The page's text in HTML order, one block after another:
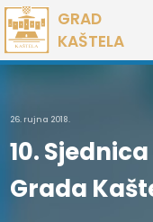
Preskoči
na
sadržaj
GRAD
KAŠTELA
26. rujna 2018.
10.
Grada